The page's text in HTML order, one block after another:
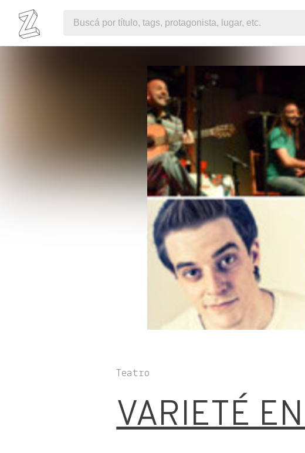
Teatro
VARIETÉ